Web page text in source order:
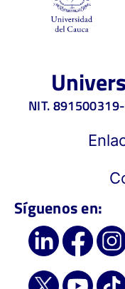
NIT.
Síguenos en: